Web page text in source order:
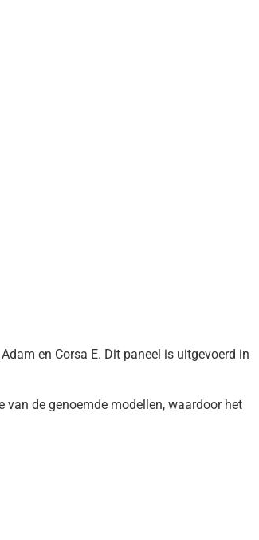
en Corsa E. Dit paneel is uitgevoerd in
de genoemde modellen, waardoor het